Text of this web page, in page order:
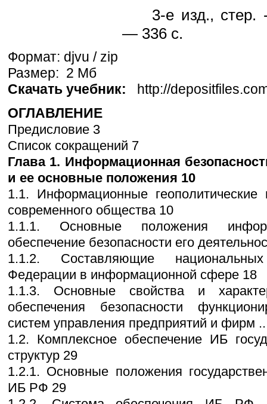
3-е изд.,
— 336 с.
Формат: djvu / zip
Размер: 2 Мб
Скачать учебник:
http://
ОГЛАВЛЕНИЕ
Предисловие 3
Список сокращений 7
Глава 1. Информационная
и ее основные положения 10
1.1. Информационные геополитические
современного общества 10
1.1.1. Основные положения
обеспечение безопасности его
1.1.2. Составляющие
Федерации в информационной сфере 18
1.1.3. Основные свойства и
обеспечения безопасности
систем управления предприятий и фирм
1.2. Комплексное обеспечение ИБ
структур 29
1.2.1. Основные положения
ИБ РФ 29